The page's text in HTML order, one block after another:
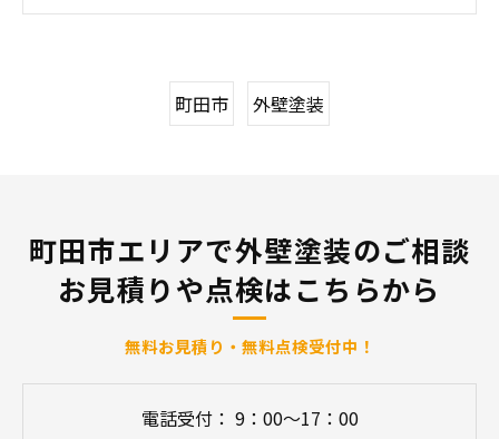
町田市 外壁塗装
無料お見積り・無料点検受付中！
町田市エリアで外壁塗装のご相談
お見積りや点検はこちらから
電話受付： 9：00～17：00